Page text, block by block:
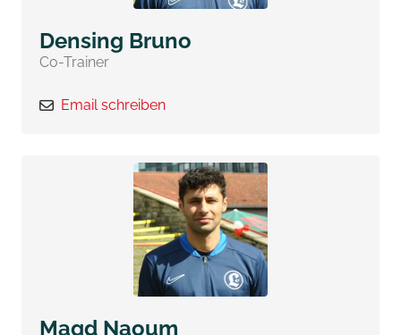
Densing Bruno
Co-Trainer
Email schreiben
Magd Naoum